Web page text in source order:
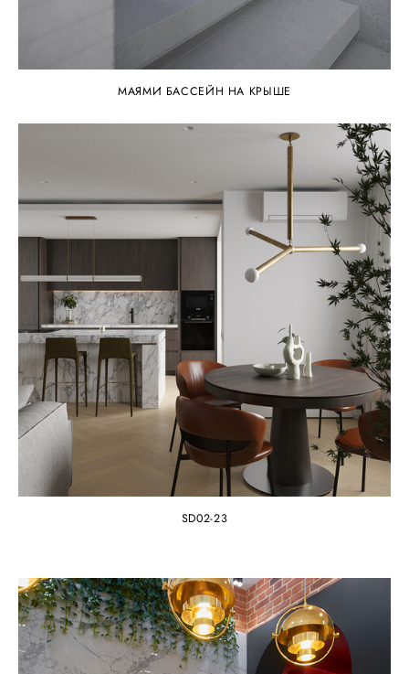
МАЯМИ БАССЕЙН НА КРЫШЕ
SD02-23